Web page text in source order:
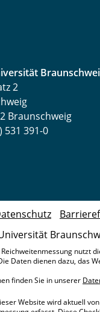
2
Braunschweig
531 391-0
nutzt
Daten dienen dazu, das
finden Sie in unserer
Website wird aktuell